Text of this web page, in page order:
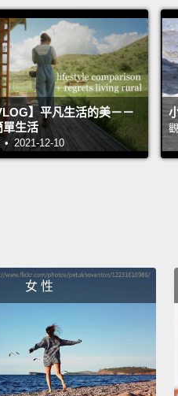
梭哈
"We All Gonna Make
「我們都會成功的!」
WAGMI?
是我們都會成功嗎？
takes all the money"
「創作者在開始販售
I know! I know!
Rug
我知道!我知道!是抽地毯!
】平凡生活的美－－
單生活
• 2021-12-10
女 性